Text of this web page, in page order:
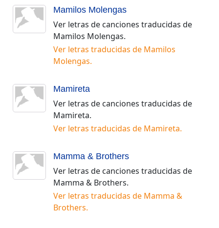
Mamilos Molengas
Ver letras de canciones traducidas de
Mamilos Molengas.
Ver letras traducidas de Mamilos
Molengas.
Mamireta
Ver letras de canciones traducidas de
Mamireta.
Ver letras traducidas de Mamireta.
Mamma & Brothers
Ver letras de canciones traducidas de
Mamma & Brothers.
Ver letras traducidas de Mamma &
Brothers.